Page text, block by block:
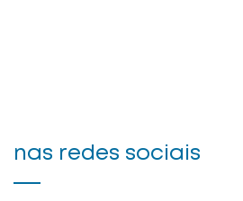
nas redes sociais